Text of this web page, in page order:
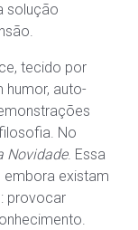
solução
tecido por
auto-
No
Novidade. Essa
embora existam
provocar